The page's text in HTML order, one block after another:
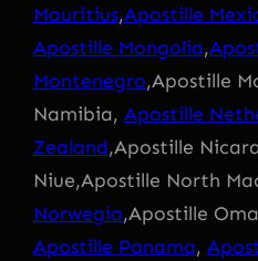
Mauritius,Apostille
Apostille Mongolia,
Montenegro,Apostille
Namibia, Apostille
Zealand,Apostille
Niue,Apostille North
Norwegia,Apostille
Apostille Panama,